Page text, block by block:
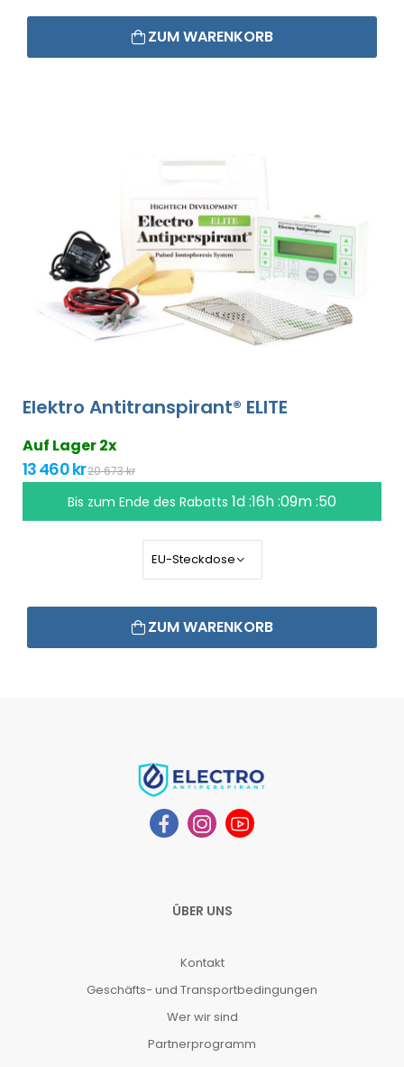
ZUM WARENKORB
Elektro Antitranspirant® ELITE
Auf Lager 2x
13 460 kr20 673 kr
Bis zum Ende des Rabatts 1d :16h :09m :50
ZUM WARENKORB
ÜBER UNS
Kontakt
Geschäfts- und Transportbedingungen
Wer wir sind
Partnerprogramm